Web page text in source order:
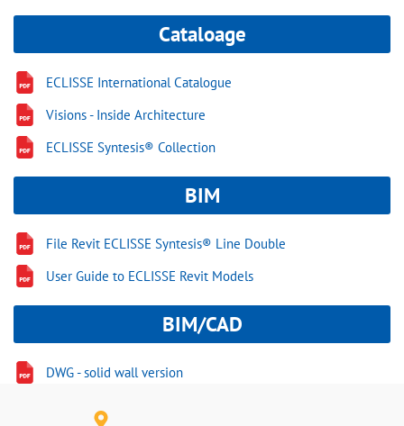
Cataloage
ECLISSE International Catalogue
Visions - Inside Architecture
ECLISSE Syntesis® Collection
BIM
File Revit ECLISSE Syntesis® Line Double
User Guide to ECLISSE Revit Models
BIM/CAD
DWG - solid wall version